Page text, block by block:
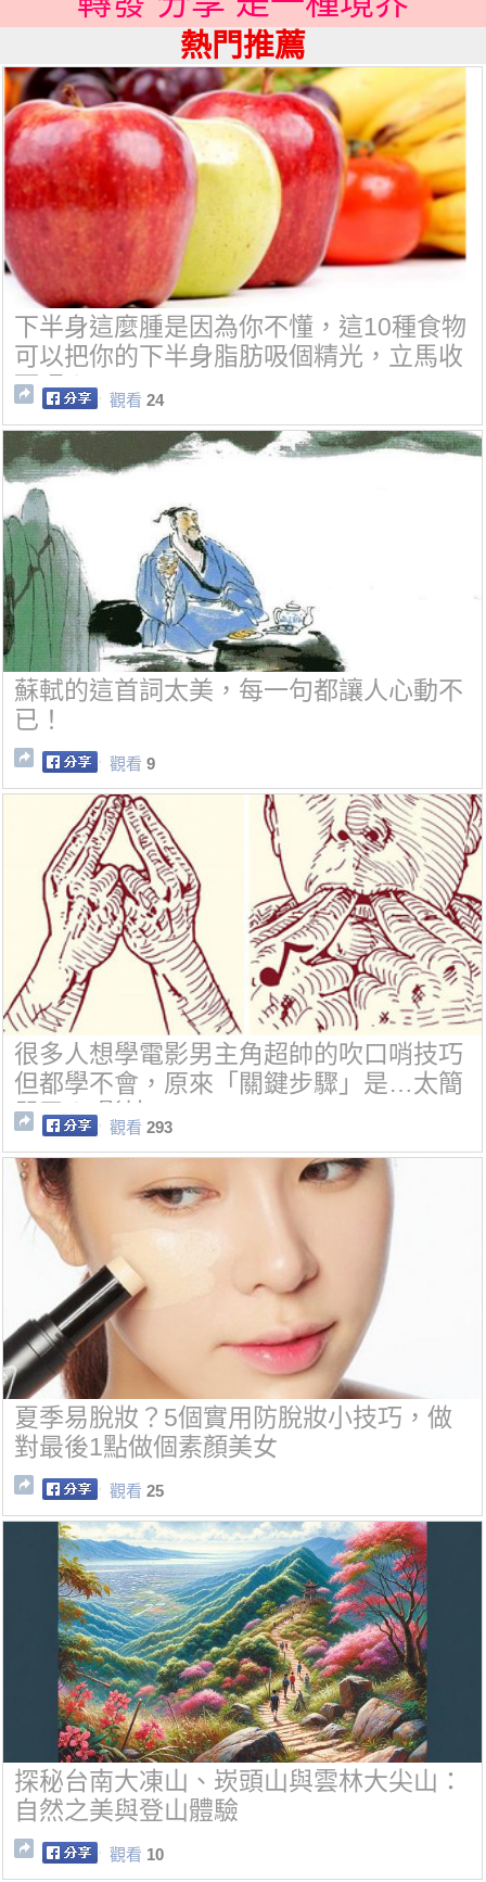
熱門推薦
下半身這麼腫是因為你不懂，這10種食物
可以把你的下半身脂肪吸個精光，立馬收
下吧！
觀看 24
蘇軾的這首詞太美，每一句都讓人心動不
已！
觀看 9
很多人想學電影男主角超帥的吹口哨技巧
但都學不會，原來「關鍵步驟」是…太簡
單了！(影片)
觀看 293
夏季易脫妝？5個實用防脫妝小技巧，做
對最後1點做個素顏美女
觀看 25
探秘台南大凍山、崁頭山與雲林大尖山：
自然之美與登山體驗
觀看 10